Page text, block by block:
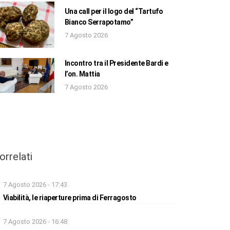
Una call per il logo del “Tartufo
Bianco Serrapotamo”
7 Agosto 2026
Incontro tra il Presidente Bardi e
l’on. Mattia
7 Agosto 2026
7 Agosto 2026 - 17:43
Viabilità, le riaperture prima di Ferragosto
7 Agosto 2026 - 16:48